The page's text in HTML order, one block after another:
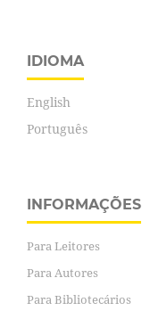
IDIOMA
English
Português
INFORMAÇÕES
Para Leitores
Para Autores
Para Bibliotecários